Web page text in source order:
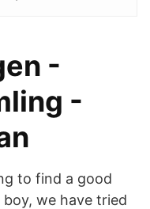
-
-
to find a good
we have tried